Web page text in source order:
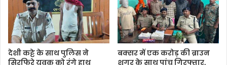
देशी कट्टे के साथ पुलिस ने
सिरफिरे युवक को रंगे हाथ
बक्सर में एक करोड़ की ब्राउन
शुगर के साथ पांच गिरफ्तार,